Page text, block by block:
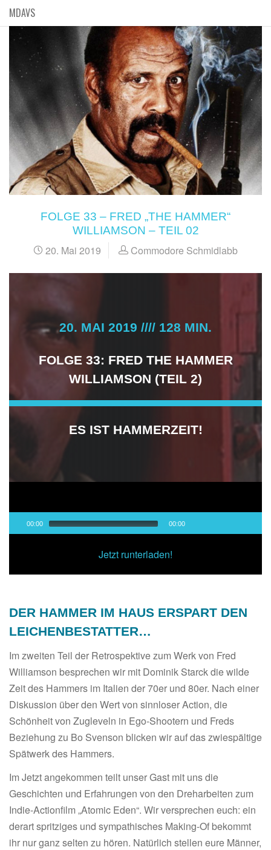
MDAVS
FOLGE 33 – FRED „THE HAMMER“
WILLIAMSON – TEIL 02
20. Mai 2019 Commodore Schmidlabb
20. MAI 2019 //// 128 MIN.
FOLGE 33: FRED THE HAMMER
WILLIAMSON (TEIL 2)
ES IST HAMMERZEIT!
Player
00:00 00:00
Jetzt runterladen!
DER HAMMER IM HAUS ERSPART DEN
LEICHENBESTATTER…
Im zweiten Teil der Retrospektive zum Werk von Fred
Williamson besprechen wir mit Dominik Starck die wilde
Zeit des Hammers im Italien der 70er und 80er. Nach einer
Diskussion über den Wert von sinnloser Action, die
Schönheit von Zugleveln in Ego-Shootern und Freds
Beziehung zu Bo Svenson blicken wir auf das zwiespältige
Spätwerk des Hammers.
Im Jetzt angekommen teilt unser Gast mit uns die
Geschichten und Erfahrungen von den Dreharbeiten zum
Indie-Actionfilm „Atomic Eden“. Wir versprechen euch: ein
derart spritziges und sympathisches Making-Of bekommt
ihr nur ganz selten zu hören. Natürlich stellen eure Männer,